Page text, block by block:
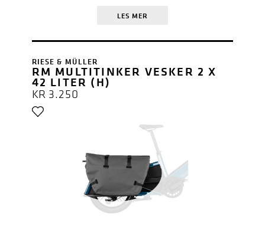
LES MER
RIESE & MÜLLER
RM MULTITINKER VESKER 2 X
42 LITER (H)
KR 3.250